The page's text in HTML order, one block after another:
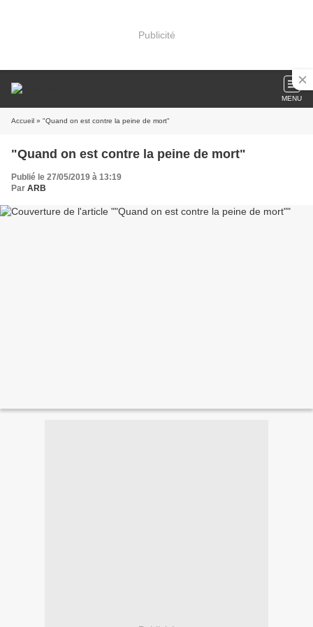
Publicité
MENU
Accueil » "Quand on est contre la peine de mort"
"Quand on est contre la peine de mort"
Publié le 27/05/2019 à 13:19
Par ARB